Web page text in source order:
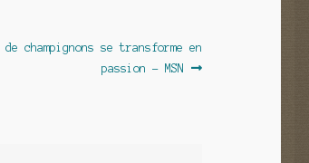
champignons se transforme en
passion – MSN